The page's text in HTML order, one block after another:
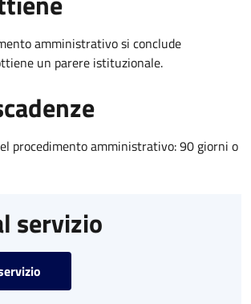
amministrativo si conclude
un parere istituzionale.
procedimento amministrativo: 90 giorni o
servizio